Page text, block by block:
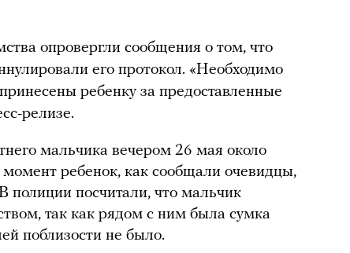
опровергли сообщения о том, что
его протокол. «Необходимо
ребенку за предоставленные
релизе.
мальчика вечером 26 мая около
момент ребенок, как сообщали очевидцы,
полиции посчитали, что мальчик
так как рядом с ним была сумка
поблизости не было.